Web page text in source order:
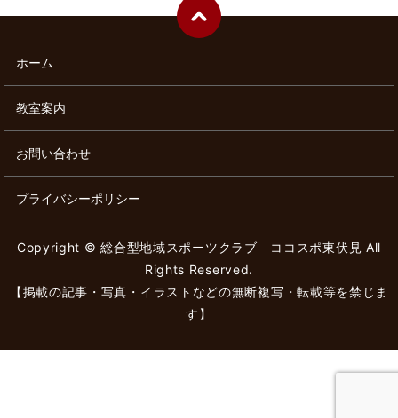
ホーム
教室案内
お問い合わせ
プライバシーポリシー
Copyright © 総合型地域スポーツクラブ ココスポ東伏見 All
Rights Reserved.
【掲載の記事・写真・イラストなどの無断複写・転載等を禁じま
す】